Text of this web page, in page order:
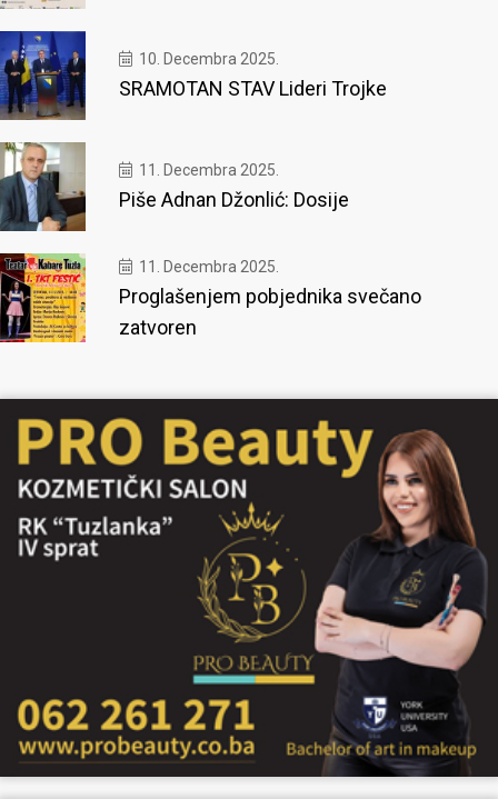
10. Decembra 2025.
SRAMOTAN STAV Lideri Trojke
11. Decembra 2025.
Piše Adnan Džonlić: Dosije
11. Decembra 2025.
Proglašenjem pobjednika svečano
zatvoren